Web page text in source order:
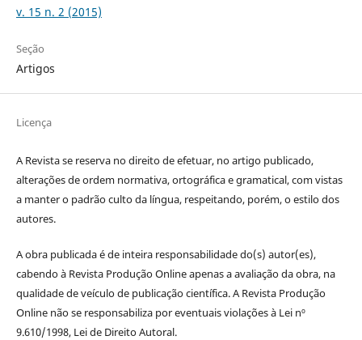
v. 15 n. 2 (2015)
Seção
Artigos
Licença
A Revista se reserva no direito de efetuar, no artigo publicado,
alterações de ordem normativa, ortográfica e gramatical, com vistas
a manter o padrão culto da língua, respeitando, porém, o estilo dos
autores.
A obra publicada é de inteira responsabilidade do(s) autor(es),
cabendo à Revista Produção Online apenas a avaliação da obra, na
qualidade de veículo de publicação científica. A Revista Produção
Online não se responsabiliza por eventuais violações à Lei nº
9.610/1998, Lei de Direito Autoral.